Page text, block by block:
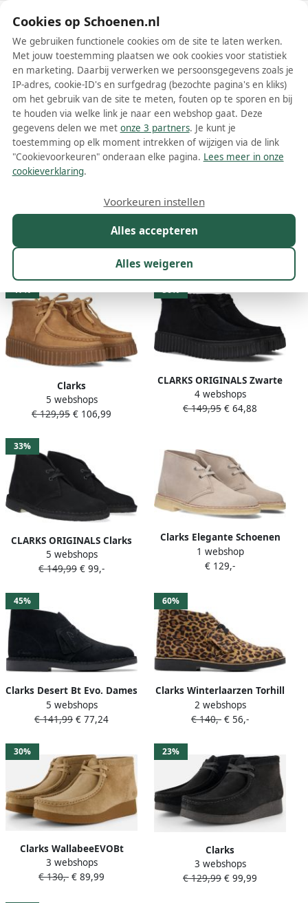
Schoenen.nl
Wis filters Alle filters
Clarks dames veterboots
Meer lezen
Kleur Prijs
14 resultaten:
17%
Clarks
TORHILL~MOSS~~~~~~~~~~~~~~~~~~
Hoge
veterschoenenDames
sneakersHalf-hoge
schoenen Cognac
5 webshops
€ 129,95 € 106,99
56%
CLARKS ORIGINALS Zwarte
Clarks Veterschoenen
Torhill Moss Dames
4 webshops
€ 149,95 € 64,88
33%
CLARKS ORIGINALS Clarks
Veterboots Dames Desert
Boot Dames Maat: 40
5 webshops
€ 149,99 € 99,-
Clarks Elegante Schoenen
Woestijnlaars Beige
Fashionwear Vrouwen
1 webshop
€ 129,-
45%
Clarks Desert Bt Evo. Dames
Veterschoenen Dark Sand
Suede
5 webshops
€ 141,99 € 77,24
60%
Clarks Winterlaarzen Torhill
Moss Desert boots
winterboots met markante
2 webshops
€ 140,- € 56,-
30%
Clarks WallabeeEVOBt
Dames Veterschoenen
Suede Bruin
3 webshops
€ 130,- € 89,99
23%
Clarks
Dames veterschoenen
3 webshops
€ 129,99 € 99,99
Cookies op Schoenen.nl
We gebruiken functionele cookies om de site te laten werken.
Met jouw toestemming plaatsen we ook cookies voor statistiek
en marketing. Daarbij verwerken we persoonsgegevens zoals je
IP-adres, cookie-ID's en surfgedrag (bezochte pagina's en kliks)
om het gebruik van de site te meten, fouten op te sporen en bij
te houden via welke link je naar een webshop gaat. Deze
gegevens delen we met onze 3 partners. Je kunt je
toestemming op elk moment intrekken of wijzigen via de link
"Cookievoorkeuren" onderaan elke pagina. Lees meer in onze
cookieverklaring.
Alles accepteren
Alles weigeren
Voorkeuren instellen